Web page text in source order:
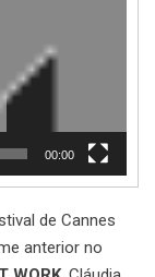
00:00
de Cannes
anterior no